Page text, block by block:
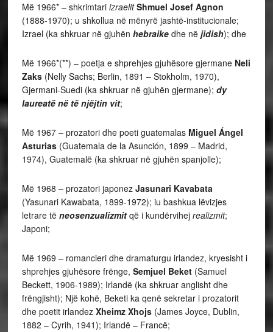
Më 1966* – shkrimtari izraelit Shmuel Josef Agnon
(1888-1970); u shkollua në mënyrë jashtë-institucionale;
Izrael (ka shkruar në gjuhën hebraikedhe në jidish); dhe
Më 1966*(**) – poetja e shprehjes gjuhësore gjermane Neli
Zaks (Nelly Sachs; Berlin, 1891 – Stokholm, 1970),
Gjermani-Suedi (ka shkruar në gjuhën gjermane); dy
laureatë në të njëjtin vit;
Më 1967 – prozatori dhe poeti guatemalas Miguel Ángel
Asturias(Guatemala de la Asunción, 1899 – Madrid,
1974), Guatemalë (ka shkruar në gjuhën spanjolle);
Më 1968 – prozatori japonez Jasunari Kavabata
(Yasunari Kawabata, 1899-1972); iu bashkua lëvizjes
letrare të neosenzualizmitqë i kundërvihej realizmit;
Japoni;
Më 1969 – romancieri dhe dramaturgu irlandez, kryesisht i
shprehjes gjuhësore frënge, Semjuel Beket (Samuel
Beckett, 1906-1989); Irlandë (ka shkruar anglisht dhe
frëngjisht); Një kohë, Beketi ka qenë sekretar i prozatorit
dhe poetit irlandez Xheimz Xhojs (James Joyce, Dublin,
1882 – Cyrih, 1941); Irlandë – Francë;